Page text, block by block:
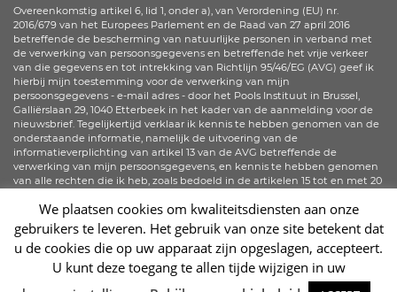
Overeenkomstig artikel 6, lid 1, onder a), van Verordening (EU) nr.
2016/679 van het Europees Parlement en de Raad van 27 april 2016
betreffende de bescherming van natuurlijke personen in verband met
de verwerking van persoonsgegevens en betreffende het vrije verkeer
van die gegevens en tot intrekking van Richtlijn 95/46/EG (AVG) geef ik
hierbij mijn toestemming voor de verwerking van mijn
persoonsgegevens - e-mail adres - door het Pools Instituut in Brussel,
Galliërslaan 29, 1040 Etterbeek in het kader van de aanmelding voor de
nieuwsbrief. Tegelijkertijd verklaar ik kennis te hebben genomen van de
onderstaande informatie, namelijk de uitvoering van de
informatieverplichting van artikel 13 van de AVG betreffende de
verwerking van mijn persoonsgegevens, en kennis te hebben genomen
van alle rechten die ik heb, zoals bedoeld in de artikelen 15 tot en met 20
Registreren
We plaatsen cookies om kwaliteitsdiensten aan onze
gebruikers te leveren. Het gebruik van onze site betekent dat
u de cookies die op uw apparaat zijn opgeslagen, accepteert.
U kunt deze toegang te allen tijde wijzigen in uw